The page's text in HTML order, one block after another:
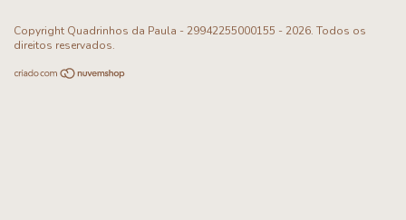
Copyright Quadrinhos da Paula - 29942255000155 - 2026. Todos os
direitos reservados.